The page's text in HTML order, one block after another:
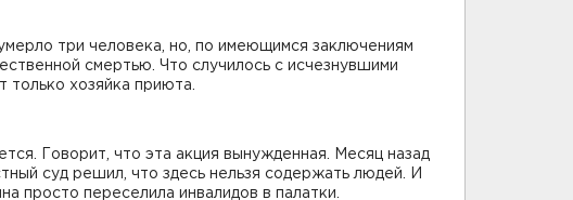
три человека, но, по имеющимся заключениям
смертью. Что случилось с исчезнувшими
только хозяйка приюта.
Говорит, что эта акция вынужденная. Месяц назад
суд решил, что здесь нельзя содержать людей. И
просто переселила инвалидов в палатки.